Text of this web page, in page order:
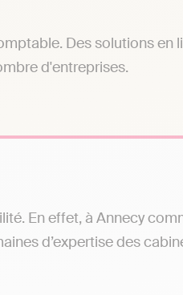
Des solutions en
d'entreprises.
En effet, à Annecy
d’expertise des